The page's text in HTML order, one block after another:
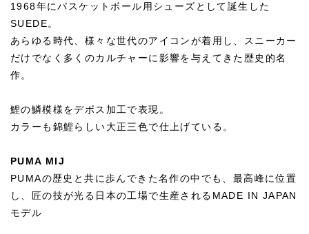
1968年にバスケットボール用シューズとして誕生した
SUEDE。
あらゆる時代、様々な世代のアイコンが着用し、スニーカー
だけでなく多くのカルチャーに影響を与えてきた歴史的名
作。
鯉の鱗模様をデボス加工で表現。
カラーも錦鯉らしい大正三色で仕上げている。
PUMA MIJ
PUMAの歴史と共に歩んできた名作の中でも、最高峰に位置
し、匠の技が光る日本の工場で生産されるMADE IN JAPAN
モデル